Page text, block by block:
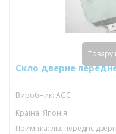
Скло дверне переднє
Виробник: AGC
Країна: Японія
Примітка: лів. переднє
Товару